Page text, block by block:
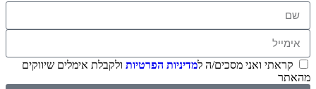
קראתי ואני מסכים/ה למדיניות הפרטיות ולקבלת אימלים שיווקים
מהאתר